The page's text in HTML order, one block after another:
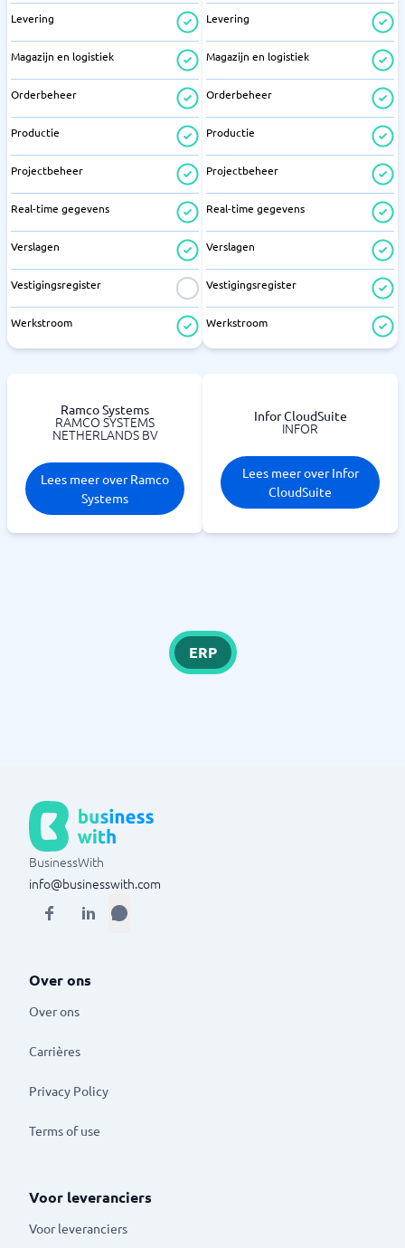
Levering
Magazijn en logistiek
Orderbeheer
Productie
Projectbeheer
Real-time gegevens
Verslagen
Vestigingsregister
Werkstroom
Levering
Magazijn en logistiek
Orderbeheer
Productie
Projectbeheer
Real-time gegevens
Verslagen
Vestigingsregister
Werkstroom
Ramco Systems
RAMCO SYSTEMS
NETHERLANDS BV
Lees meer over Ramco
Systems
Infor CloudSuite
INFOR
Lees meer over Infor
CloudSuite
ERP
BusinessWith
info@businesswith.com
Over ons
Over ons
Carrières
Privacy Policy
Terms of use
Voor leveranciers
Voor leveranciers